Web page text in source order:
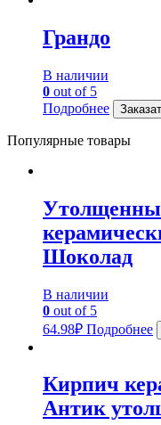
Грандо
В наличии
0 out of 5
Подробнее
Популярные товары
Шоколад
В наличии
0 out of 5
64.98₽ Подробнее
Кирпич
Антик